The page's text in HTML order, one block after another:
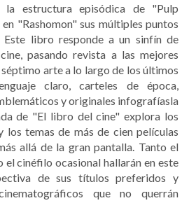
estructura episódica de "Pulp
"Rashomon" sus múltiples puntos
libro responde a un sinfín de
pasando revista a las mejores
arte a lo largo de los últimos
claro, carteles de época,
y originales infografíasla
de "El libro del cine" explora los
los temas de más de cien películas
allá de la gran pantalla. Tanto el
cinéfilo ocasional hallarán en este
de sus títulos preferidos y
que no querrán